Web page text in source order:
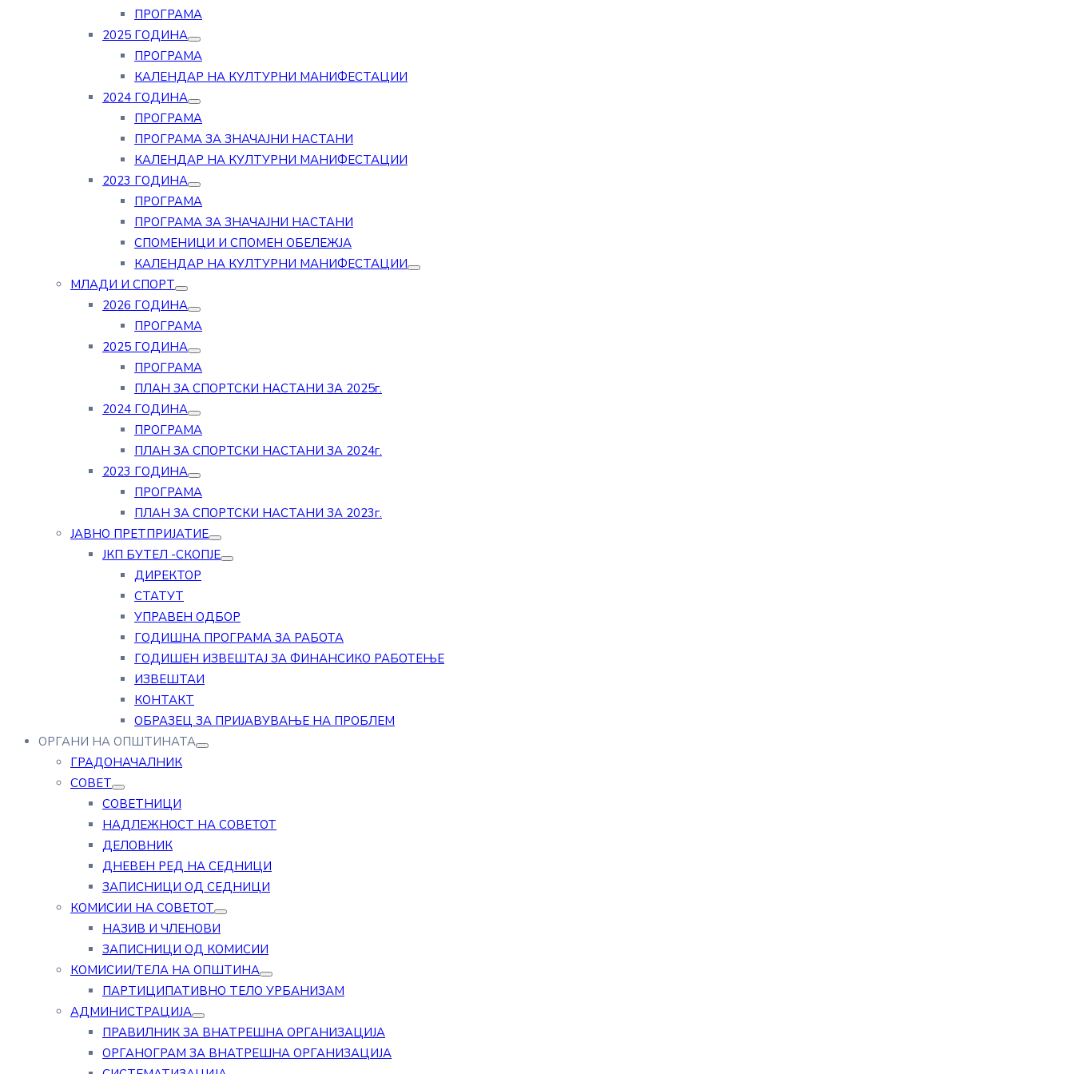
ПРОГРАМА
2025 ГОДИНА
ПРОГРАМА
КАЛЕНДАР НА КУЛТУРНИ МАНИФЕСТАЦИИ
2024 ГОДИНА
ПРОГРАМА
ПРОГРАМА ЗА ЗНАЧАЈНИ НАСТАНИ
КАЛЕНДАР НА КУЛТУРНИ МАНИФЕСТАЦИИ
2023 ГОДИНА
ПРОГРАМА
ПРОГРАМА ЗА ЗНАЧАЈНИ НАСТАНИ
СПОМЕНИЦИ И СПОМЕН ОБЕЛЕЖЈА
КАЛЕНДАР НА КУЛТУРНИ МАНИФЕСТАЦИИ
МЛАДИ И СПОРТ
2026 ГОДИНА
ПРОГРАМА
2025 ГОДИНА
ПРОГРАМА
ПЛАН ЗА СПОРТСКИ НАСТАНИ ЗА 2025г.
2024 ГОДИНА
ПРОГРАМА
ПЛАН ЗА СПОРТСКИ НАСТАНИ ЗА 2024г.
2023 ГОДИНА
ПРОГРАМА
ПЛАН ЗА СПОРТСКИ НАСТАНИ ЗА 2023г.
ЈАВНО ПРЕТПРИЈАТИЕ
ЈКП БУТЕЛ -СКОПЈЕ
ДИРЕКТОР
СТАТУТ
УПРАВЕН ОДБОР
ГОДИШНА ПРОГРАМА ЗА РАБОТА
ГОДИШЕН ИЗВЕШТАЈ ЗА ФИНАНСИКО РАБОТЕЊЕ
ИЗВЕШТАИ
КОНТАКТ
ОБРАЗЕЦ ЗА ПРИЈАВУВАЊЕ НА ПРОБЛЕМ
ОРГАНИ НА ОПШТИНАТА
ГРАДОНАЧАЛНИК
СОВЕТ
СОВЕТНИЦИ
НАДЛЕЖНОСТ НА СОВЕТОТ
ДЕЛОВНИК
ДНЕВЕН РЕД НА СЕДНИЦИ
ЗАПИСНИЦИ ОД СЕДНИЦИ
КОМИСИИ НА СОВЕТОТ
НАЗИВ И ЧЛЕНОВИ
ЗАПИСНИЦИ ОД КОМИСИИ
КОМИСИИ/ТЕЛА НА ОПШТИНА
ПАРТИЦИПАТИВНО ТЕЛО УРБАНИЗАМ
АДМИНИСТРАЦИЈА
ПРАВИЛНИК ЗА ВНАТРЕШНА ОРГАНИЗАЦИЈА
ОРГАНОГРАМ ЗА ВНАТРЕШНА ОРГАНИЗАЦИЈА